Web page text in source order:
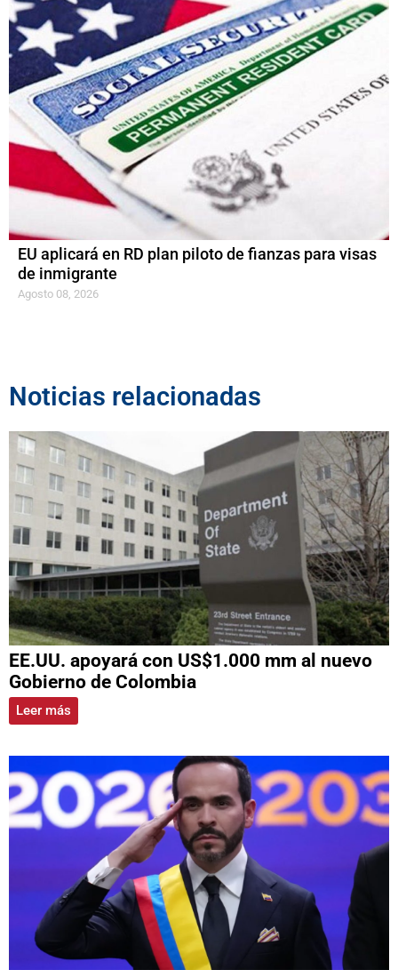
EU aplicará en RD plan piloto de fianzas para visas
de inmigrante
Agosto 08, 2026
Noticias relacionadas
EE.UU. apoyará con US$1.000 mm al nuevo
Gobierno de Colombia
Leer más